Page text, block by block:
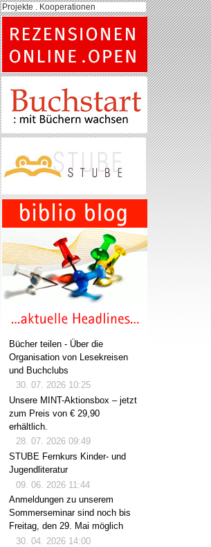
Projekte . Kooperationen
Bücher teilen - Über die
Organisation von Lesekreisen
und Buchclubs
30. 07. 2026 10:25
Unsere MINT-Aktionsbox – jetzt
zum Preis von € 29,90
erhältlich.
28. 07. 2026 09:49
STUBE Fernkurs Kinder- und
Jugendliteratur
09. 06. 2026 11:44
Anmeldungen zu unserem
Sommerseminar sind noch bis
Freitag, den 29. Mai möglich
30. 04. 2026 14:00